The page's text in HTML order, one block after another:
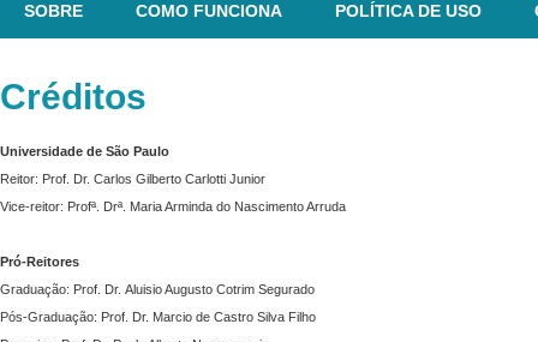
SOBRE COMO FUNCIONA POLÍTICA DE USO
Créditos
Universidade de São Paulo
Reitor: Prof. Dr. Carlos Gilberto Carlotti Junior
Vice-reitor: Profª. Drª. Maria Arminda do Nascimento Arruda
Pró-Reitores
Graduação: Prof. Dr. Aluisio Augusto Cotrim Segurado
Pós-Graduação: Prof. Dr. Marcio de Castro Silva Filho